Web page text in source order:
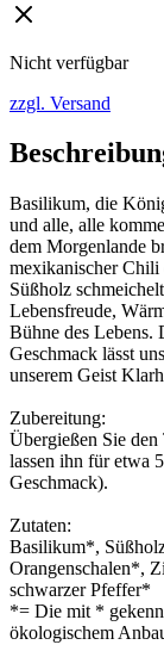
Nicht verfügbar
zzgl. Versand
Basilikum, die
und alle, alle
dem Morgenlande
mexikanischer Chili
Süßholz
Lebensfreude,
Bühne des Lebens.
Geschmack lässt
unserem Geist
Zubereitung:
Übergießen Sie den
lassen ihn für etwa
Geschmack).
Zutaten:
Basilikum*,
Orangenschalen*,
schwarzer Pfeffer*
*= Die mit *
ökologischem